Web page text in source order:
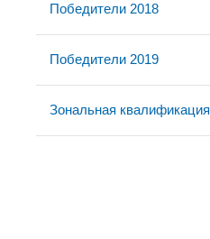
Победители 2018
Победители 2019
Зональная квалификация